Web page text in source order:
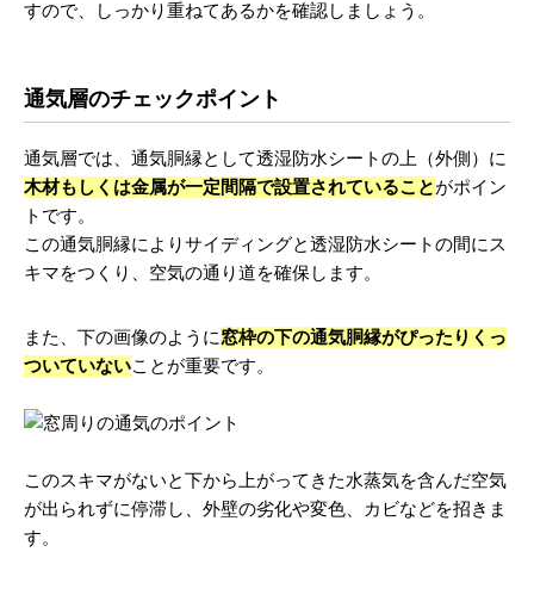
すので、しっかり重ねてあるかを確認しましょう。
通気層のチェックポイント
通気層では、通気胴縁として透湿防水シートの上（外側）に
木材もしくは金属が一定間隔で設置されていることがポイン
トです。
この通気胴縁によりサイディングと透湿防水シートの間にス
キマをつくり、空気の通り道を確保します。
また、下の画像のように窓枠の下の通気胴縁がぴったりくっ
ついていないことが重要です。
このスキマがないと下から上がってきた水蒸気を含んだ空気
が出られずに停滞し、外壁の劣化や変色、カビなどを招きま
す。